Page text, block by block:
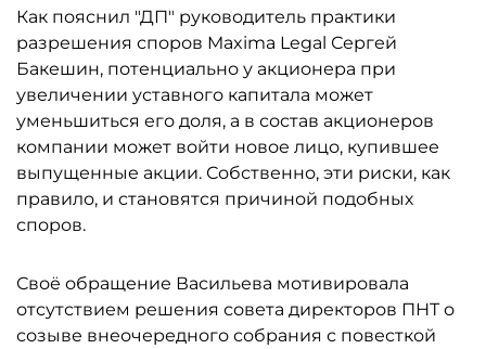
Как пояснил "ДП" руководитель практики
разрешения споров Maxima Legal Сергей
Бакешин, потенциально у акционера при
увеличении уставного капитала может
уменьшиться его доля, а в состав акционеров
компании может войти новое лицо, купившее
выпущенные акции. Собственно, эти риски, как
правило, и становятся причиной подобных
споров.
Своё обращение Васильева мотивировала
отсутствием решения совета директоров ПНТ о
созыве внеочередного собрания с повесткой